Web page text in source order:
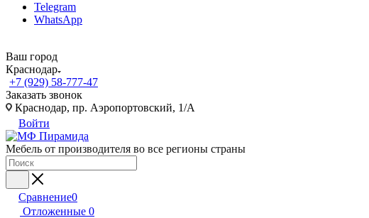
Telegram
WhatsApp
Ваш город
Краснодар
+7 (929) 58-777-47
Заказать звонок
Краснодар, пр. Аэропортовский, 1/А
Войти
Мебель от производителя во все регионы страны
Сравнение0
Отложенные 0